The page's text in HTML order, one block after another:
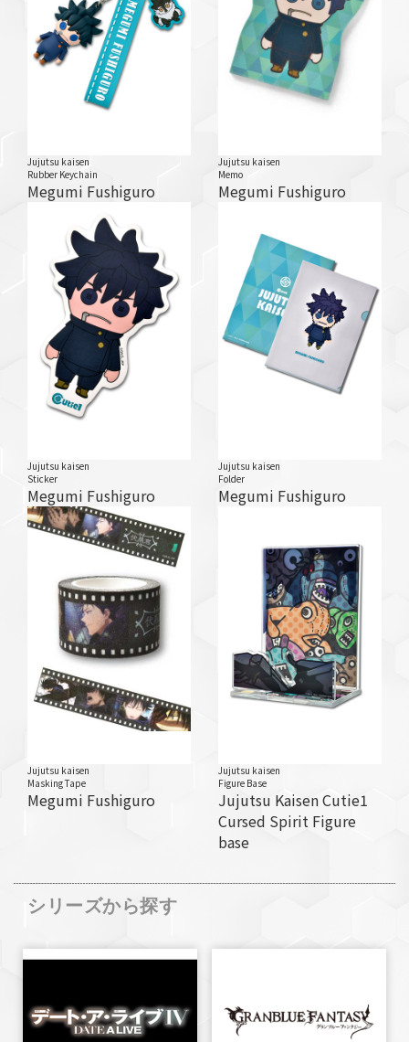
Jujutsu kaisen
Rubber Keychain
Megumi Fushiguro
Jujutsu kaisen
Memo
Megumi Fushiguro
Jujutsu kaisen
Sticker
Megumi Fushiguro
Jujutsu kaisen
Folder
Megumi Fushiguro
Jujutsu kaisen
Masking Tape
Megumi Fushiguro
Jujutsu kaisen
Figure Base
Jujutsu Kaisen Cutie1
Cursed Spirit Figure
base
シリーズから探す